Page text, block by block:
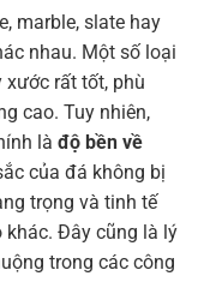
marble, slate hay
nhau. Một số loại
rất tốt, phù
cao. Tuy nhiên,
là độ bền về
của đá không bị
trọng và tinh tế
khác. Đây cũng là lý
trong các công